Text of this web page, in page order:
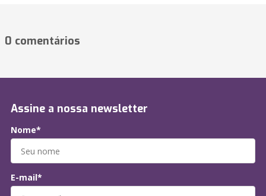
0 comentários
Assine a nossa newsletter
Nome*
E-mail*